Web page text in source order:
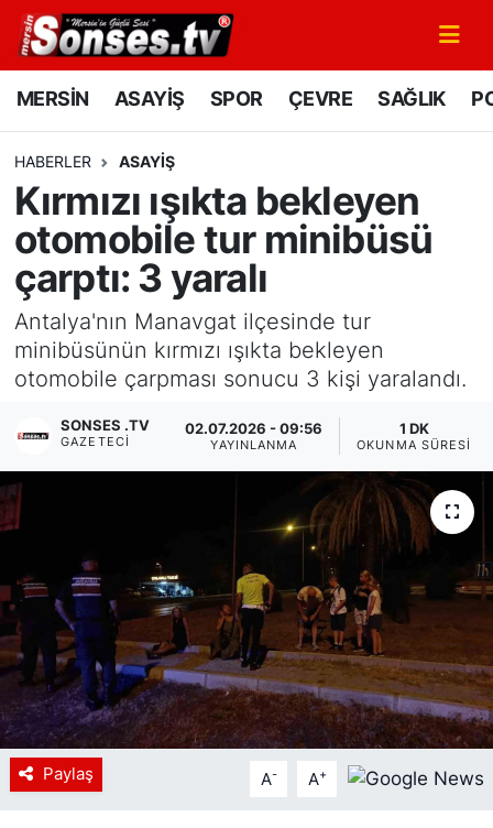
MERSİN ASAYİŞ SPOR ÇEVRE SAĞLIK
HABERLER ASAYİŞ
Kırmızı ışıkta bekleyen
otomobile tur minibüsü
çarptı: 3 yaralı
Antalya'nın Manavgat ilçesinde tur
minibüsünün kırmızı ışıkta bekleyen
otomobile çarpması sonucu 3 kişi yaralandı.
SONSES .TV
GAZETECI
02.07.2026 - 09:56
YAYINLANMA
1 DK
OKUNMA SÜRESI
Paylaş A- A+
MERSİN
SPOR
GÜNÜN MANŞETİ
DÜNYA
KÜLTÜR - SANAT
MAGAZİN
SAĞLIK
YEREL HABER
Haberde insan
Tanıtım
Mersin Nöbetçi Eczaneler
Mersin Namaz Vakitleri
Mersin Trafik Yoğunluk Haritası
Süper Lig Puan Durumu ve Fikstür
Tüm Manşetler
Son Dakika Haberleri
Haber Arşivi